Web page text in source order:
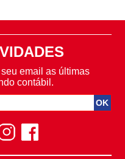
email as últimas
contábil.